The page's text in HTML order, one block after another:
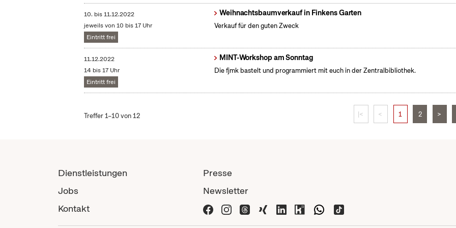
10. bis11.12.2022
jeweils von 10 bis 17 Uhr
Eintritt frei
Weihnachtsbaumverkauf in Finkens Garten
Verkauf für den guten Zweck
11.12.2022
14 bis 17 Uhr
Eintritt frei
MINT-Workshop am Sonntag
Die fjmk bastelt und programmiert mit euch in der Zentralbibliothek.
Treffer 1–10 von 12 |< < 1 2 >
Dienstleistungen
Jobs
Kontakt
Presse
Newsletter